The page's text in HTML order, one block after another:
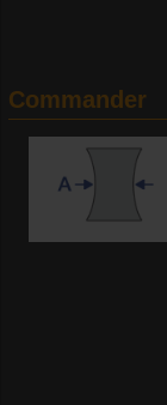
Commander